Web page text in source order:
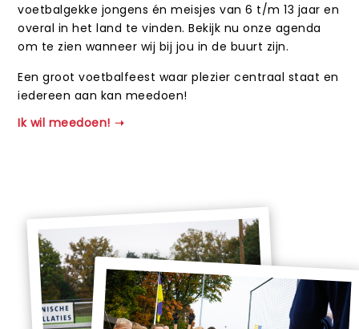
voetbalgekke jongens én meisjes van 6 t/m 13 jaar en
overal in het land te vinden. Bekijk nu onze agenda
om te zien wanneer wij bij jou in de buurt zijn.
Een groot voetbalfeest waar plezier centraal staat en
iedereen aan kan meedoen!
Ik wil meedoen!